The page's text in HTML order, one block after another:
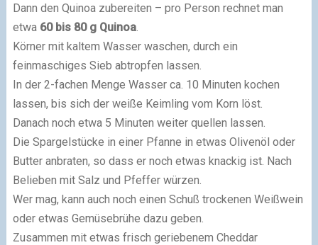
Dann den Quinoa zubereiten – pro Person rechnet man
etwa60 bis 80 g Quinoa.
Körner mit kaltem Wasser waschen, durch ein
feinmaschiges Sieb abtropfen lassen.
In der 2-fachen Menge Wasser ca. 10 Minuten kochen
lassen, bis sich der weiße Keimling vom Korn löst.
Danach noch etwa 5 Minuten weiter quellen lassen.
Die Spargelstücke in einer Pfanne in etwas Olivenöl oder
Butter anbraten, so dass er noch etwas knackig ist. Nach
Belieben mit Salz und Pfeffer würzen.
Wer mag, kann auch noch einen Schuß trockenen Weißwein
oder etwas Gemüsebrühe dazu geben.
Zusammen mit etwas frisch geriebenem Cheddar